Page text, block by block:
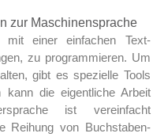
zur Maschinensprache
einer einfachen Text-
zu programmieren. Um
gibt es spezielle Tools
die eigentliche Arbeit
ist vereinfacht
Reihung von Buchstaben-